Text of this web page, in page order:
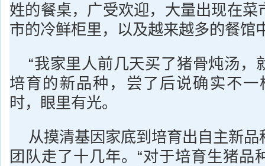
姓的餐桌，广受欢迎，大量出现在菜
市的冷鲜柜里，以及越来越多的餐馆
“我家里人前几天买了猪骨炖汤，
培育的新品种，尝了后说确实不一
时，眼里有光。
从摸清基因家底到培育出自主新
团队走了十几年。“对于培育生猪品